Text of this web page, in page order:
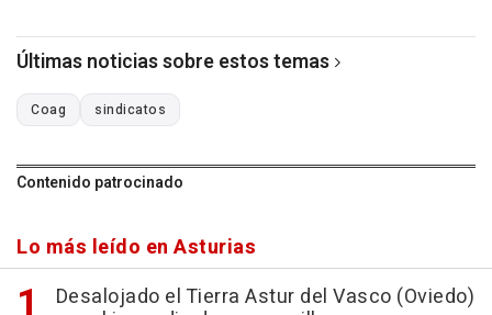
Últimas noticias sobre estos temas
Coag sindicatos
Contenido patrocinado
Lo más leído en Asturias
Desalojado el Tierra Astur del Vasco (Oviedo)